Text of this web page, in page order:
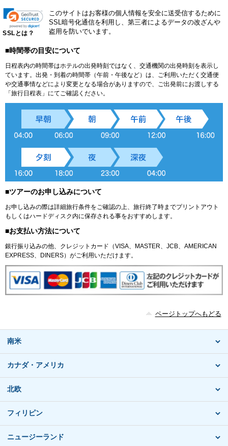
SSLとは？
このサイトはお客様の個人情報を安全に送受信するために
SSL暗号化通信を利用し、第三者によるデータの改ざんや
盗用を防いでいます。
■時間帯の目安について
日程表内の時間帯はホテルの出発時刻ではなく、交通機関の出発時刻を表示し
ています。出発・到着の時間帯（午前・午後など）は、ご利用いただく交通便
や交通事情などにより変更となる場合がありますので、ご出発前にお渡しする
「旅行日程表」にてご確認ください。
■ツアーのお申し込みについて
お申し込みの際は詳細旅行条件をご確認の上、旅行終了時までプリントアウト
もしくはハードディスク内に保存される事をおすすめします。
■お支払い方法について
銀行振り込みの他、クレジットカード（VISA、MASTER、JCB、AMERICAN
EXPRESS、DINERS）がご利用いただけます。
ページトップへもどる
南米
カナダ・アメリカ
北欧
フィリピン
ニュージーランド